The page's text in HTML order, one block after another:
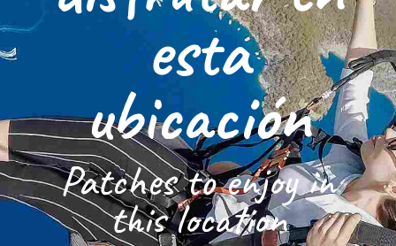
esta
ubicación
Patches to enjoy in
this location